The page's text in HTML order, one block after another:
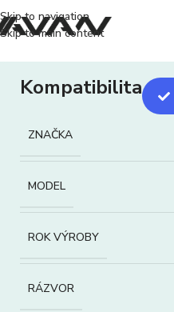
Skip to navigation
Skip to main content
Kompatibilita
ZNAČKA
MODEL
ROK VÝROBY
RÁZVOR